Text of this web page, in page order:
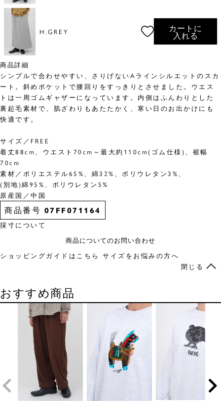
H.GREY
カートに
入れる
商品詳細
シンプルで合わせやすい、さりげないAラインシルエットのスカ
ート。斜めポケットで腰回りをすっきりとさせました。ウエス
トは一周ゴムギャザーになっています。内側はふんわりとした
裏起毛素材で、肌ざわりもあたたかく、寒い日のお出かけにも
快適です。
サイズ／FREE
着丈88cm、ウエスト70cm～最大約110cm(ゴム仕様)、裾幅
70cm
素材／ポリエステル65%、綿32%、ポリウレタン3%、
(別地)綿95%、ポリウレタン5%
原産国／中国
商品番号 07FF071164
採寸について
商品についてのお問い合わせ
ショッピングガイドはこちら サイズをお悩みの方へ
閉じる
おすすめ商品